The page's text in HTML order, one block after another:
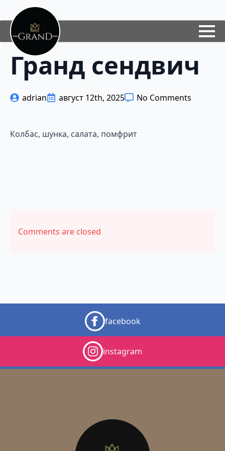
Гранд сендвич
adrian август 12th, 2025 No Comments
Колбас, шунка, салата, помфрит
Comments are closed
facebook
instagram